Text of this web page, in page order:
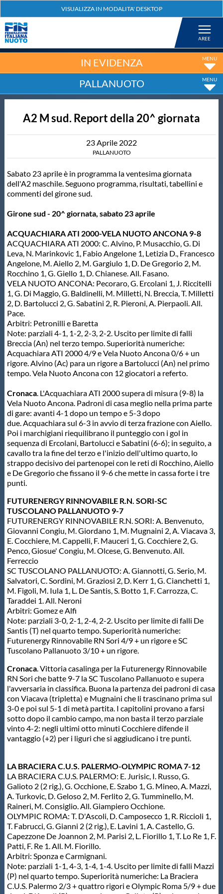
Nuoto
Tuffi
Fondo
Salvamento
Master
Formazione
GUG
Scuole Nuoto
Propaganda
Centri Federali
Area Legislativa
Protezione Civile
Qualità
Sostenibilità
Privacy
Cookie Policy
Archivio News
Flash News
Galleria fotografica
Videogallery
Intranet
Webmail
Contatti
Mappa del sito
IN EVIDENZA
PALLANUOTO
A2 M sud. Report della 20^ giornata
23Aprile 2022
PALLANUOTO
Sabato 23 aprile è in programma la ventesima giornata
dell'A2 maschile. Seguono programma, risultati, tabellini e
commenti del girone sud.
Girone sud - 20^ giornata, sabato 23 aprile
ACQUACHIARA ATI 2000-VELA NUOTO ANCONA 9-8
ACQUACHIARA ATI 2000: C. Alvino, P. Musacchio, G. Di
Leva, N. Marinkovic 1, Fabio Angelone 1, Letizia D., Francesco
Angelone, M. Aiello 2, M. Gargiulo 1, D. De Gregorio 2, M.
Rocchino 1, G. Giello 1, D. Chianese. All. Fasano.
VELA NUOTO ANCONA: Pecoraro, G. Ercolani 1, J. Riccitelli
1, G. Di Maggio, G. Baldinelli, M. Milletti, N. Breccia, T. Milletti
2, D. Bartolucci 2, G. Sabatini 2, R. Pieroni, A. Pierpaoli. All.
Pace.
Arbitri: Petronilli e Baretta
Note: parziali 4-1, 1-2, 2-3, 2-2. Uscito per limite di falli
Breccia (An) nel terzo tempo. Superiorità numeriche:
Acquachiara ATI 2000 4/9 e Vela Nuoto Ancona 0/6 + un
rigore. Alvino (Ac) para un rigore a Bartolucci (An) nel primo
tempo. Vela Nuoto Ancona con 12 giocatori a referto.
Cronaca. L'Acquachiara ATI 2000 supera di misura (9-8) la
Vela Nuoto Ancona. Padroni di casa meglio nella prima parte
di gare: avanti 4-1 dopo un tempo e 5-3 dopo
due. Acquachiara sul 6-3 in avvio di terza frazione con Aiello.
Poi i marchigiani riequilibrano il punteggio con i gol in
sequenza di Ercolani, Bartolucci e Sabatini (6-6); in seguito, a
cavallo tra la fine del terzo e l'inizio dell'ultimo quarto, lo
strappo decisivo dei partenopei con le reti di Rocchino, Aiello
e De Gregorio che fissano il 9-6 che mette in cassa forte i tre
punti.
FUTURENERGY RINNOVABILE R.N. SORI-SC
TUSCOLANO PALLANUOTO 9-7
FUTURENERGY RINNOVABILE R.N. SORI: A. Benvenuto,
Giovanni Congiu, M. Giordano 1, M. Mugnaini 2, A. Viacava 3,
E. Cocchiere, M. Cappelli, F. Mauceri 1, G. Cocchiere 2, G.
Penco, Giosue' Congiu, M. Olcese, G. Benvenuto. All.
Ferreccio
SC TUSCOLANO PALLANUOTO: A. Giannotti, G. Serio, M.
Salvatori, C. Sordini, M. Graziosi 2, D. Kerr 1, G. Cianchetti 1,
M. Figoli, M. Iula 1, L. De Santis, S. Botto 1, F. Carrozza, C.
Taraddei 1. All. Neroni
Arbitri: Gomez e Alfi
Note: parziali 3-0, 2-1, 2-4, 2-2. Uscito per limite di falli De
Santis (T) nel quarto tempo. Superiorità numeriche:
Futurenergy Rinnovabile RN Sori 4/9 + un rigore e SC
Tuscolano Pallanuoto 3/10 + un rigore.
Cronaca. Vittoria casalinga per la Futurenergy Rinnovabile
RN Sori che batte 9-7 la SC Tuscolano Pallanuoto e supera
l'avversaria in classifica. Buona la partenza dei padroni di casa
con Viacava (tripletta) e Mugnaini che li trascinano prima sul
3-0 e poi sul 5-1 di metà partita. I capitolini provano a farsi
sotto dopo il cambio campo, ma non basta il terzo parziale
vinto 4-2: negli ultimi otto minuti Cocchiere difende il
vantaggio (+2) per i liguri che si aggiudicano i tre punti.
LA BRACIERA C.U.S. PALERMO-OLYMPIC ROMA 7-12
LA BRACIERA C.U.S. PALERMO: E. Jurisic, I. Russo, G.
Galioto 2 (2 rig.), G. Occhione, E. Szabo 1, G. Mineo, A. Mazzi,
A. Turkovic, D. Geloso 2, M. Ferlito 2, G. Tumminello, M.
Raineri, M. Consiglio. All. Giampiero Occhione.
OLYMPIC ROMA: T. D'Ascoli, D. Camposecco 1, R. Riccioli 1,
T. Fabrucci, G. Gianni 2 (2 rig.), E. Lavini 1, A. Castello, G.
Capezzone De Joannon 2, M. Parisi 2, L. Fiorillo 1, T. Lo Re 1, F.
Patti, F. Re 1. All. M. Fiorillo.
Arbitri: Sponza e Carmignani.
Note: parziali 1-1, 4-3, 1-4, 1-4. Uscito per limite di falli Mazzi
(P) nel quarto tempo. Superiorità numeriche: La Braciera
C.U.S. Palermo 2/3 + quattro rigori e Olympic Roma 5/9 + due